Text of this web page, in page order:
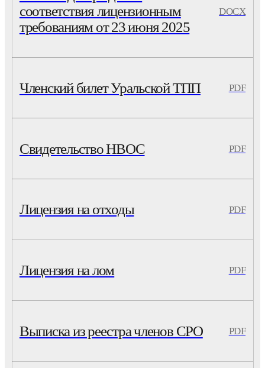
соответствия лицензионным
требованиям от 23 июня 2025
DOCX
Членский билет Уральской ТПП PDF
Свидетельство НВОС PDF
Лицензия на отходы PDF
Лицензия на лом PDF
Выписка из реестра членов СРО PDF